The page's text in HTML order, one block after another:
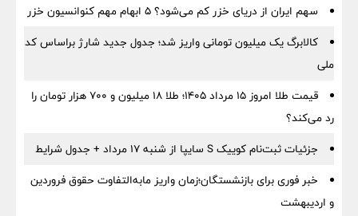
سهم ایران از دریای خزر کم می‌شود؟ ۵ ابهام مهم کنوانسیون خزر
کالابرگ یک میلیون تومانی واریز شد؛ جدول جدید شارژ براساس کد
ملی
قیمت طلا امروز ۱۵ مرداد ۱۴۰۵؛ طلا ۱۸ میلیون و ۷۰۰ هزار تومان را
رد می‌کند؟
جزئیات ثبت‌نام کوییک S سایپا از شنبه ۱۷ مرداد + جدول شرایط
خبر فوری برای بازنشستگان؛زمان واریز مابه‌التفاوت حقوق فروردین
و اردیبهشت